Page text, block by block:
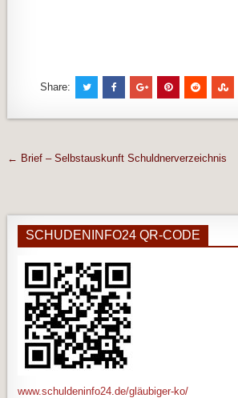
Share:
Beitragsnavigation
← Brief – Selbstauskunft Schuldnerverzeichnis
SCHUDENINFO24 QR-CODE
www.schuldeninfo24.de/gläubiger-ko/